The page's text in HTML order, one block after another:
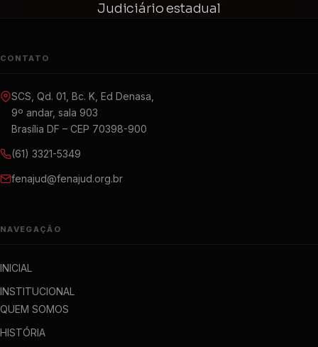
Judiciário estadual
CONTATO
SCS, Qd. 01, Bc. K, Ed Denasa,
9º andar, sala 903
Brasília DF – CEP 70398-900
(61) 3321-5349
fenajud@fenajud.org.br
NAVEGAÇÃO
INICIAL
INSTITUCIONAL
QUEM SOMOS
HISTÓRIA